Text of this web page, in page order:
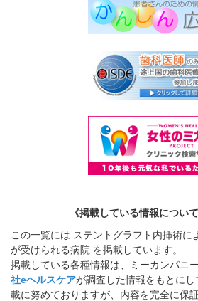
《掲載している情報につい
この一覧には ステントグラフト内挿術に
が受けられる病院 を掲載しています。
掲載している各種情報は、ミーカンパニ
社eヘルスケアが調査した情報をもとに
載に努めておりますが、内容を完全に保